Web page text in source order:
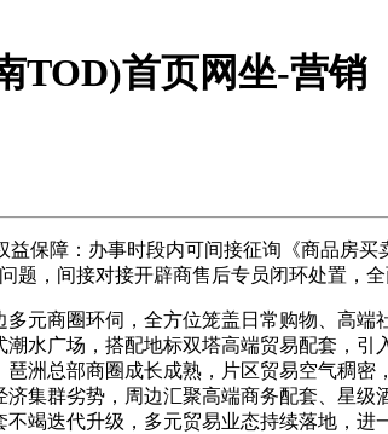
TOD)首页网坐-营销
障：办事时段内可间接征询《商品房买
，间接对接开辟商售后专员闭环处置，全
商圈环伺，全方位笼盖日常购物、高端
水广场，搭配地标双塔高端贸易配套，
洲总部商圈成长成熟，片区贸易空气稠
集群劣势，周边汇聚高端商务配套、星
竭迭代升级，多元贸易业态持续落地，